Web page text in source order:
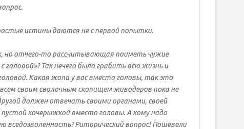
истины даются не с первой попытки.
но отчего-то рассчитывающая поиметь чужие
Так нечего было грабить всю жизнь и
Какая жопа у вас вместо головы, так это
своим сволочным скопищем живодеров пока не
должен отвечать своими органами, своей
кочерыжкой вместо головы. А кому надо
Риторический вопрос! Пошевели